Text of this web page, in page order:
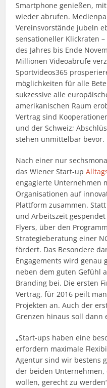
Smartphone genießen,
wieder abrufen.
Vereinsvorstände jubeln
sensationeller Klickraten
des Jahres bis Ende
Millionen Videoabrufe
Sportvideos365
möglichkeiten für alle
sukzessive alle
amerikanischen Raum
Vertrag sind
und der Schweiz;
stehen unmittelbar bevor.
Nach einer nur
das Wiener Start-up
engagierte Unternehmen
Organisationen auf
Plattform zusammen.
und Arbeitszeit
Flyers, über den
Strategieberatung einer
fördert. Das Besondere
Engagements wird genau
neben dem guten Gefühl
Branding bei. Die ersten
Vertrag, für 2016 peilt
Projekten an. Auch der
Grenzen hinaus soll dann
„Start-ups haben eine
erfordern maximale
Agentur sind wir bestens
der beiden
wollen, gerecht zu